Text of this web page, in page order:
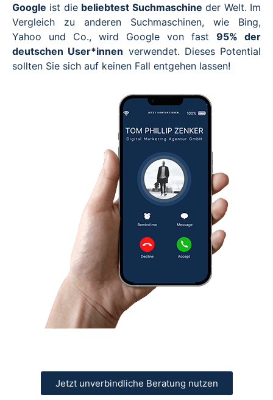
Google ist die beliebtest Suchmaschine der Welt. Im
Vergleich zu anderen Suchmaschinen, wie Bing,
Yahoo und Co., wird Google von fast 95% der
deutschen User*innen verwendet. Dieses Potential
sollten Sie sich auf keinen Fall entgehen lassen!
Jetzt unverbindliche Beratung nutzen